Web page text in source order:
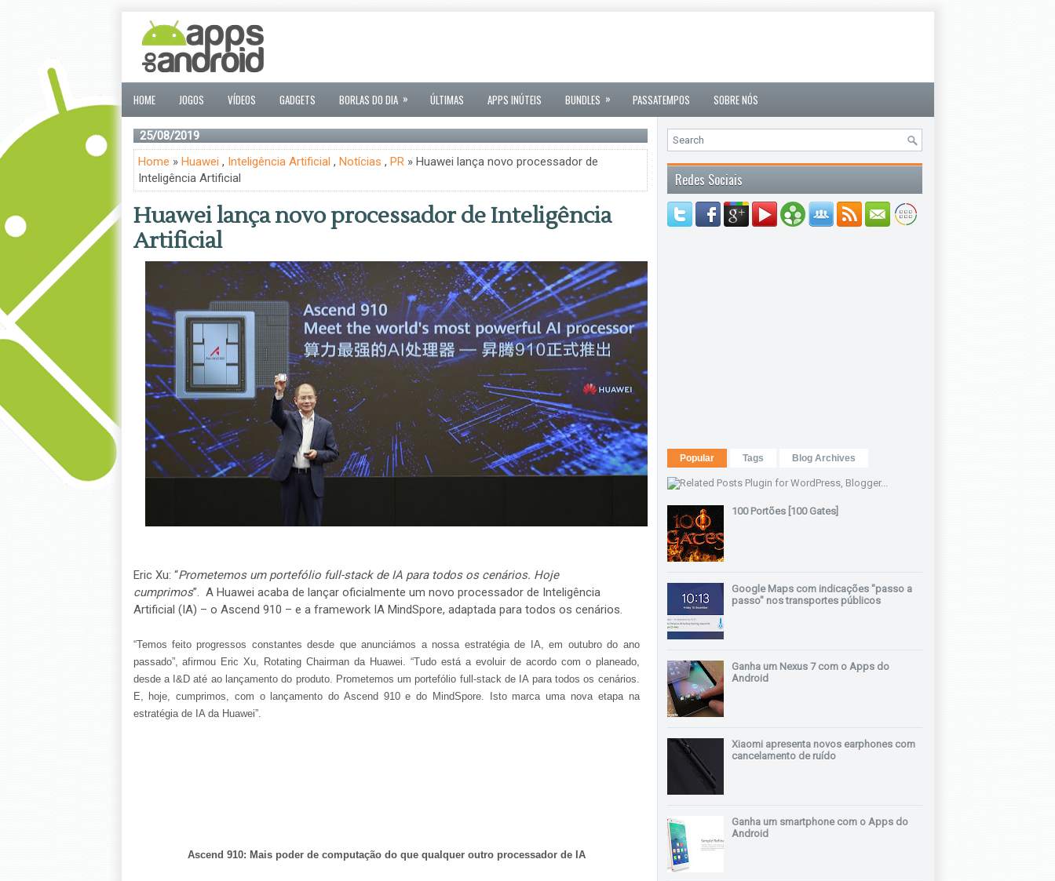
HOME JOGOS VÍDEOS GADGETS BORLAS DO DIA » ÚLTIMAS APPS INÚTEIS BUNDLES » PASSATEMPOS SOBRE NÓS
25/08/2019
Home » Huawei , Inteligência Artificial , Notícias , PR» Huawei lança novo processador de
Inteligência Artificial
Huawei lança novo processador de Inteligência
Artificial
Eric Xu: “Prometemos um portefólio full-stack de IA para todos os cenários. Hoje
cumprimos”. A Huawei acaba de lançar oficialmente um novo processador de Inteligência
Artificial (IA) – o Ascend 910 – e a framework IA MindSpore, adaptada para todos os cenários.
“Temos feito progressos constantes desde que anunciámos a nossa estratégia de IA, em outubro do ano
passado”, afirmou Eric Xu, Rotating Chairman da Huawei. “Tudo está a evoluir de acordo com o planeado,
desde a I&D até ao lançamento do produto. Prometemos um portefólio full-stack de IA para todos os cenários.
E, hoje, cumprimos, com o lançamento do Ascend 910 e do MindSpore. Isto marca uma nova etapa na
estratégia de IA da Huawei”.
Ascend 910: Mais poder de computação do que qualquer outro processador de IA
Redes Sociais
Popular Tags Blog Archives
100 Portões [100 Gates]
Google Maps com indicações "passo a
passo" nos transportes públicos
Ganha um Nexus 7 com o Apps do
Android
Xiaomi apresenta novos earphones com
cancelamento de ruído
Ganha um smartphone com o Apps do
Android